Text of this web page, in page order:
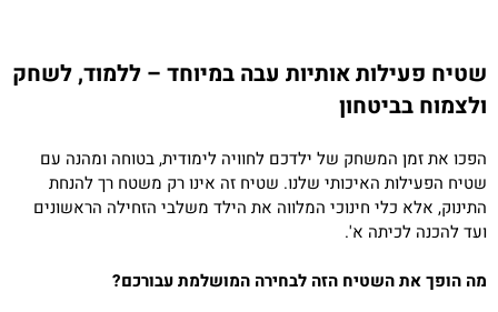
שטיח פעילות אותיות עבה במיוחד – ללמוד, לשחק
ולצמוח בביטחון
הפכו את זמן המשחק של ילדכם לחוויה לימודית, בטוחה ומהנה עם
שטיח הפעילות האיכותי שלנו. שטיח זה אינו רק משטח רך להנחת
התינוק, אלא כלי חינוכי המלווה את הילד משלבי הזחילה הראשונים
ועד להכנה לכיתה א'.
מה הופך את השטיח הזה לבחירה המושלמת עבורכם?